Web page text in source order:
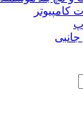
کامپیوتر
جانبی